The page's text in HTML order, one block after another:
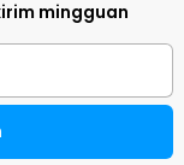
mingguan